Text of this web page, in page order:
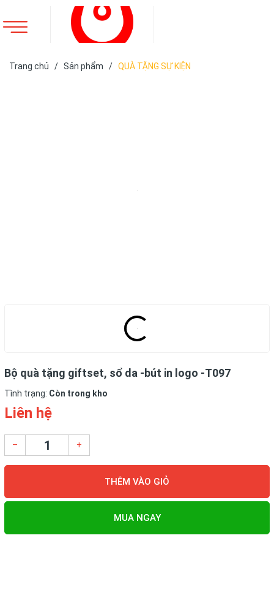
Trang chủ / Sản phẩm / QUÀ TẶNG SỰ KIỆN
Bộ quà tặng giftset, sổ da -bút in logo -T097
Tình trạng: Còn trong kho
Liên hệ
– +
THÊM VÀO GIỎ
MUA NGAY